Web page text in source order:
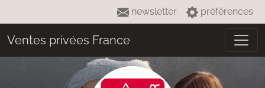
newsletter préférences
Ventes privées France